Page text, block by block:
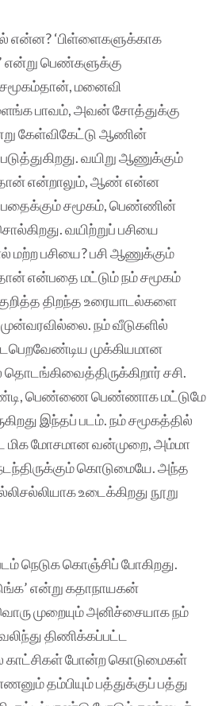
என்ன? ‘பிள்ளைகளுக்காக
என்று பெண்களுக்கு
மனைவி
பாவம், அவன் சோத்துக்கு
கேள்விகேட்டு ஆணின்
வயிறு ஆணுக்கும்
என்றாலும், ஆண் என்ன
சமூகம், பெண்ணின்
வயிற்றுப் பசியை
மற்ற பசியை? பசி ஆணுக்கும்
என்பதை மட்டும் நம் சமூகம்
திறந்த உரையாடல்களை
நம் வீடுகளில்
முக்கியமான
சசி.
பெண்ணை பெண்ணாக மட்டுமே
இந்தப் படம். நம் சமூகத்தில்
மிக மோசமான வன்முறை, அம்மா
கொடுமையே. அந்த
உடைக்கிறது நூறு
நெடுக கொஞ்சிப் போகிறது.
என்று கதாநாயகன்
முறையும் அனிச்சையாக நம்
திணிக்கப்பட்ட
காட்சிகள் போன்ற கொடுமைகள்
தம்பியும் பத்துக்குப் பத்து